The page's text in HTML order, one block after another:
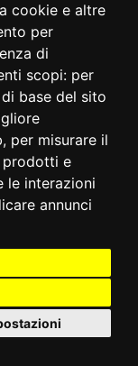
cookie e altre
per
di
scopi: per
base del sito
, per misurare il
prodotti e
le interazioni
annunci